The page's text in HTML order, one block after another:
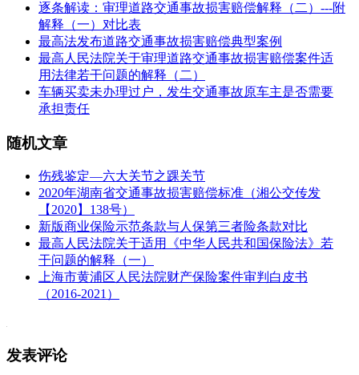
逐条解读：审理道路交通事故损害赔偿解释（二）---附
解释（一）对比表
最高法发布道路交通事故损害赔偿典型案例
最高人民法院关于审理道路交通事故损害赔偿案件适
用法律若干问题的解释（二）
车辆买卖未办理过户，发生交通事故原车主是否需要
承担责任
随机文章
伤残鉴定—六大关节之踝关节
2020年湖南省交通事故损害赔偿标准（湘公交传发
【2020】138号）
新版商业保险示范条款与人保第三者险条款对比
最高人民法院关于适用《中华人民共和国保险法》若
干问题的解释（一）
上海市黄浦区人民法院财产保险案件审判白皮书
（2016-2021）
发表评论